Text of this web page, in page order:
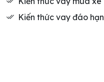
Kiến thức vay đáo hạn